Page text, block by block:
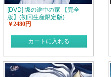
[DVD] 坂の途中の家 【完全
版】(初回生産限定版)
￥2480円
カートに入れる